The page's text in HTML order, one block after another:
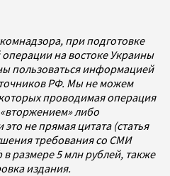
при подготовке
на востоке Украины
пользоваться информацией
РФ. Мы не можем
проводимая операция
либо
не прямая цитата (статья
требования со СМИ
размере 5 млн рублей, также
издания.